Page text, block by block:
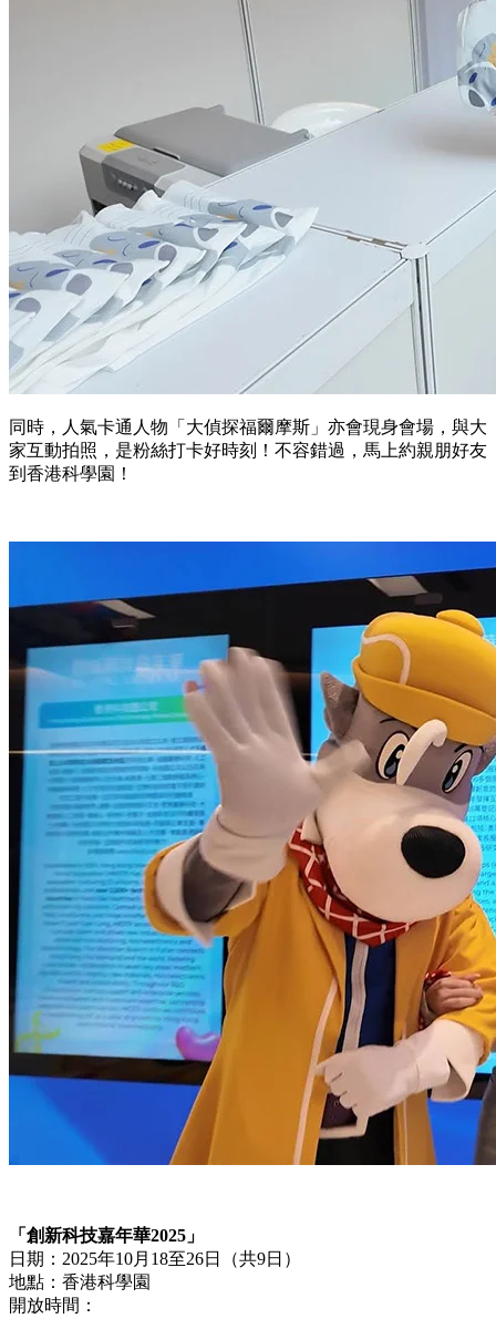
同時，人氣卡通人物「大偵探福爾摩斯」亦會現身會場，與大
家互動拍照，是粉絲打卡好時刻！不容錯過，馬上約親朋好友
到香港科學園！
「創新科技嘉年華2025」
日期：2025年10月18至26日（共9日）
地點：香港科學園
開放時間：